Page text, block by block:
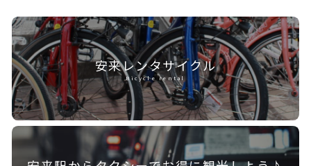
安来レンタサイクル
Bicycle rental